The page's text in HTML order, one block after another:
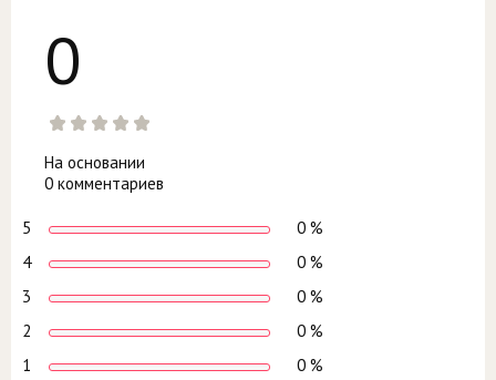
0
На основании
0 комментариев
5
0 %
4
0 %
3
0 %
2
0 %
1
0 %